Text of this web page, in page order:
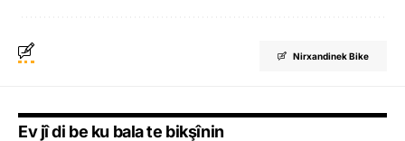
Nirxandinek Bike
Ev jî di be ku bala te bikşînin